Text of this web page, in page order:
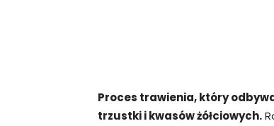
Proces trawienia, który
trzustki i kwasów żółciowych.